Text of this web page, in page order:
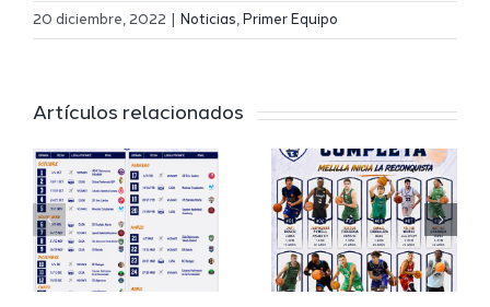
20 diciembre, 2022 Noticias, Primer Equipo
Artículos relacionados
El Melilla
del
Deporte
completa
su
proyecto
FEB y la
Copa
España
FEB para